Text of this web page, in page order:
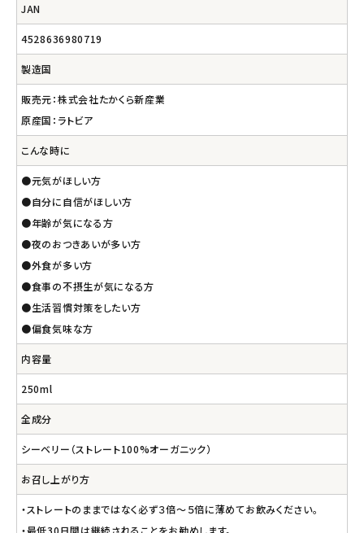
JAN
4528636980719
製造国
販売元：株式会社たかくら新産業
原産国：ラトビア
こんな時に
●元気がほしい方
●自分に自信がほしい方
●年齢が気になる方
●夜のおつきあいが多い方
●外食が多い方
●食事の不摂生が気になる方
●生活習慣対策をしたい方
●偏食気味な方
内容量
250ml
全成分
シーベリー（ストレート100%オーガニック）
お召し上がり方
・ストレートのままではなく必ず３倍～５倍に薄めてお飲みください。
・最低30日間は継続されることをお勧めします。